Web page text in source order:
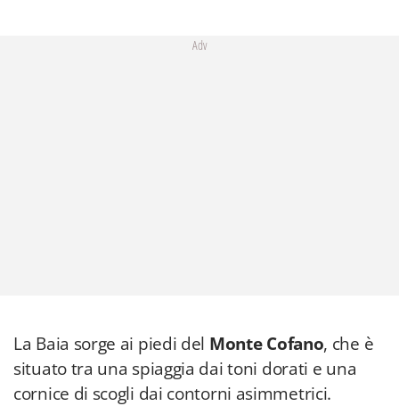
Adv
La Baia sorge ai piedi del Monte Cofano, che è
situato tra una spiaggia dai toni dorati e una
cornice di scogli dai contorni asimmetrici.